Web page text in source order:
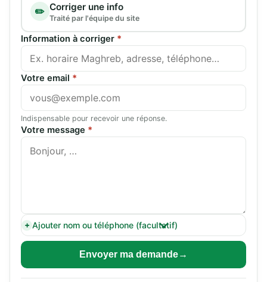
✏️ Corriger une info
Traité par l'équipe du site
Information à corriger *
Votre email *
Indispensable pour recevoir une réponse.
Votre message *
Ajouter nom ou téléphone (facultatif)
Envoyer ma demande